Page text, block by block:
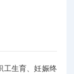
工生育、妊娠终